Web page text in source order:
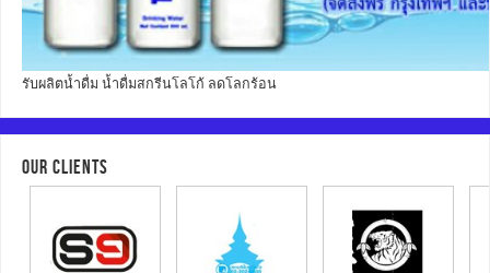
รับผลิตน้ำดื่ม น้ำดื่มสกรีนโลโก้ ลดโลกร้อน
OUR CLIENTS